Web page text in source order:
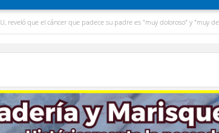
el cáncer que padece su padre es "muy doloroso" y "muy debilitante"